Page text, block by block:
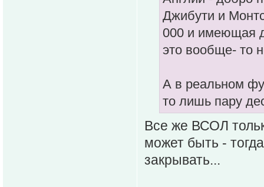
Джибути и
000 и имеющая
это вообще- то
А в реальном
то лишь пару
Все же ВСОЛ
может быть -
закрывать...